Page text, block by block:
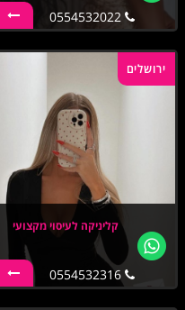
0554532022
ירושלים
קליניקה לעיסוי מקצועי
0554532316